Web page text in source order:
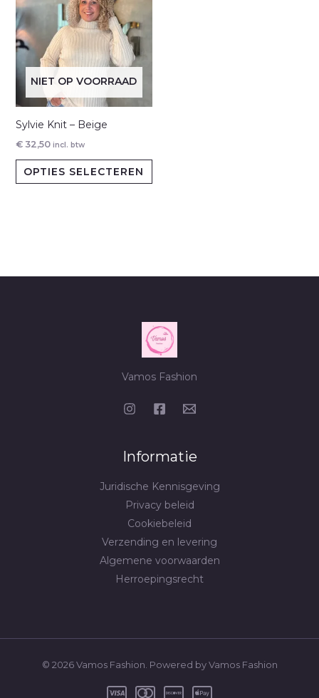
op
NIET OP VOORRAAD
Sylvie Knit – Beige
€32,50 incl. btw
OPTIES SELECTEREN
Dit
product
optie
worden
op
Vamos Fashion
Informatie
Juridische Kennisgeving
Privacy beleid
Cookiebeleid
Verzending en levering
Algemene voorwaarden
Herroepingsrecht
© 2026 Vamos Fashion. Powered by Vamos Fashion